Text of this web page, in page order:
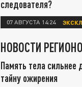
следователя?
07 АВГУСТА 14:24
НОВОСТИ
Память тела
тайну ожирения